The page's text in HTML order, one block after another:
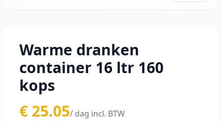
Warme dranken
container 16 ltr 160
kops
€ 25.05/ dag incl. BTW